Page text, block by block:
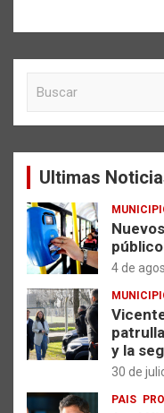
a
Ultimas
4 de
y la
30 de
PAIS